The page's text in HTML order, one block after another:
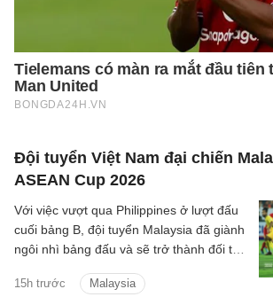
Đội tuyển Việt Nam đại chiến
ASEAN Cup 2026
15h trước Malaysia
Với việc vượt qua Philippines ở lượt đấu
cuối bảng B, đội tuyển Malaysia đã giành
ngôi nhì bảng đấu và sẽ trở thành đối thủ
hành trình bảo vệ ngôi vương Đông Nam